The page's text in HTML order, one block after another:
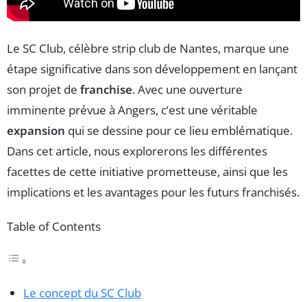
Le SC Club, célèbre strip club de Nantes, marque une
étape significative dans son développement en lançant
son projet de franchise. Avec une ouverture
imminente prévue à Angers, c’est une véritable
expansion qui se dessine pour ce lieu emblématique.
Dans cet article, nous explorerons les différentes
facettes de cette initiative prometteuse, ainsi que les
implications et les avantages pour les futurs franchisés.
Table of Contents
Le concept du SC Club